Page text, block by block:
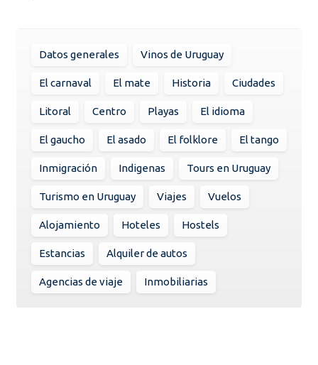
Datos generales Vinos de Uruguay
El carnaval El mate Historia Ciudades
Litoral Centro Playas El idioma
El gaucho El asado El folklore El tango
Inmigración Indigenas Tours en Uruguay
Turismo en Uruguay Viajes Vuelos
Alojamiento Hoteles Hostels
Estancias Alquiler de autos
Agencias de viaje Inmobiliarias